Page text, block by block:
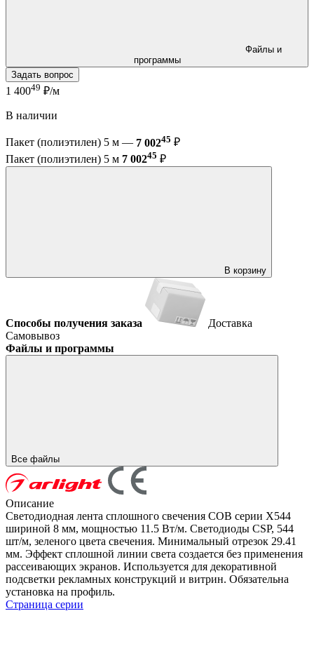
программы
Задать вопрос
1 40049 ₽/м
В наличии
Пакет (полиэтилен) 5 м — 7 00245 ₽
Пакет (полиэтилен) 5 м 7 00245 ₽
В корзину
Способы получения заказа
Доставка
Самовывоз
Файлы и программы
Все файлы
Описание
Светодиодная лента сплошного свечения COB серии X544
шириной 8 мм, мощностью 11.5 Вт/м. Светодиоды CSP, 544
шт/м, зеленого цвета свечения. Минимальный отрезок 29.41
мм. Эффект сплошной линии света создается без применения
рассеивающих экранов. Используется для декоративной
подсветки рекламных конструкций и витрин. Обязательна
установка на профиль.
Страница серии